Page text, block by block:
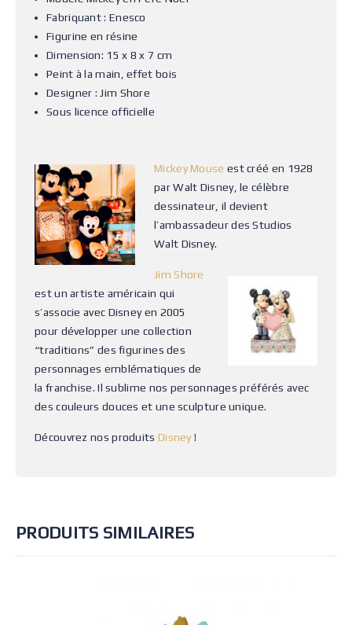
Fabriquant : Enesco
Figurine en résine
Dimension: 15 x 8 x 7 cm
Peint à la main, effet bois
Designer : Jim Shore
Sous licence officielle
Mickey Mouse est créé en 1928
par Walt Disney, le célèbre
dessinateur, il devient
l’ambassadeur des Studios
Walt Disney.
Jim Shore
est un artiste américain qui
s’associe avec Disney en 2005
pour développer une collection
“traditions” des figurines des
personnages emblématiques de
la franchise. Il sublime nos personnages préférés avec
des couleurs douces et une sculpture unique.
Découvrez nos produits Disney!
PRODUITS SIMILAIRES